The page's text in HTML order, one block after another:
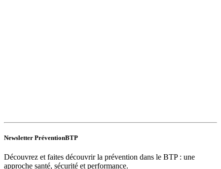
Newsletter PréventionBTP
Découvrez et faites découvrir la prévention dans le BTP : une
approche santé, sécurité et performance.